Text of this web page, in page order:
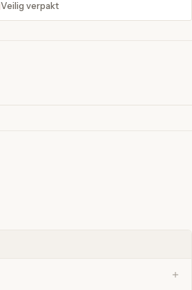
Veilig verpakt